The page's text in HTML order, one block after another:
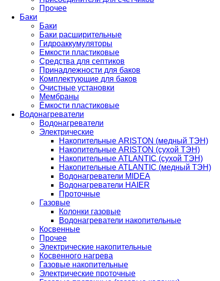
Прочее
Баки
Баки
Баки расширительные
Гидроаккумуляторы
Емкости пластиковые
Средства для септиков
Принадлежности для баков
Комплектующие для баков
Очистные установки
Мембраны
Ёмкости пластиковые
Водонагреватели
Водонагреватели
Электрические
Накопительные ARISTON (медный ТЭН)
Накопительные ARISTON (сухой ТЭН)
Накопительные ATLANTIC (сухой ТЭН)
Накопительные ATLANTIC (медный ТЭН)
Водонагреватели MIDEA
Водонагреватели HAIER
Проточные
Газовые
Колонки газовые
Водонагреватели накопительные
Косвенные
Прочее
Электрические накопительные
Косвенного нагрева
Газовые накопительные
Электрические проточные